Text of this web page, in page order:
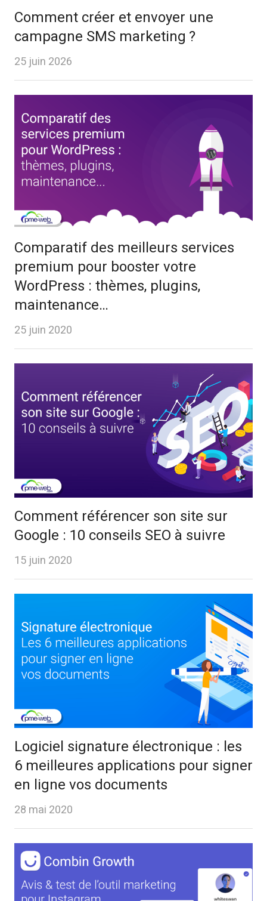
Comment créer et envoyer une
campagne SMS marketing ?
25 juin 2026
Comparatif des meilleurs services
premium pour booster votre
WordPress : thèmes, plugins,
maintenance…
25 juin 2020
Comment référencer son site sur
Google : 10 conseils SEO à suivre
15 juin 2020
Logiciel signature électronique : les
6 meilleures applications pour signer
en ligne vos documents
28 mai 2020